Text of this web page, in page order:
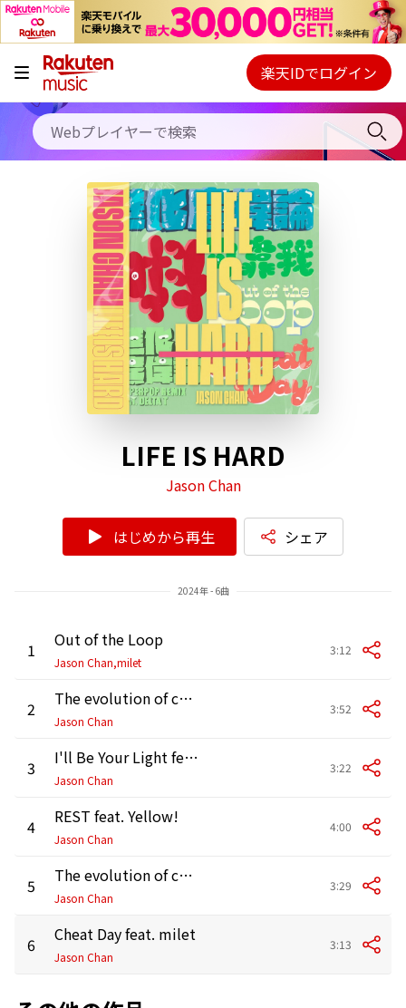
キャンペーン
料金プラン
使い方
初回30日間無料お試し
Webプレイヤー
ご契約内容の確認・変更
楽天IDでログイン
LIFE IS HARD
Jason Chan
はじめから再生 シェア
2024年 - 6曲
1 Out of the Loop
Jason Chan,milet
3:12
2 The evolution of ckw720
Jason Chan
3:52
3 I'll Be Your Light feat. sica
Jason Chan
3:22
4 REST feat. Yellow!
Jason Chan
4:00
5 The evolution of ckw720 (Hyperpop Remix) feat. Delta T
Jason Chan
3:29
6 Cheat Day feat. milet
Jason Chan
3:13